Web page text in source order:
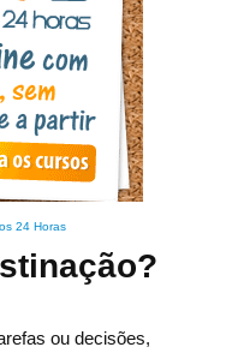
24 Horas
ou decisões,